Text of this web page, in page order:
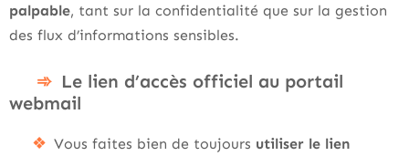
palpable, tant sur la confidentialité que sur la gestion
des flux d’informations sensibles.
Le lien d’accès officiel au portail
webmail
Vous faites bien de toujours utiliser le lien